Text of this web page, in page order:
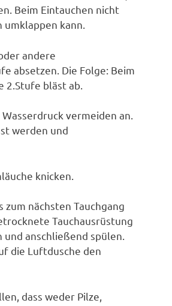
Beim Eintauchen nicht
kann.
andere
absetzen. Die Folge: Beim
bläst ab.
vermeiden an.
werden und
knicken.
nächsten Tauchgang
Tauchausrüstung
anschließend spülen.
die Luftdusche den
dass weder Pilze,